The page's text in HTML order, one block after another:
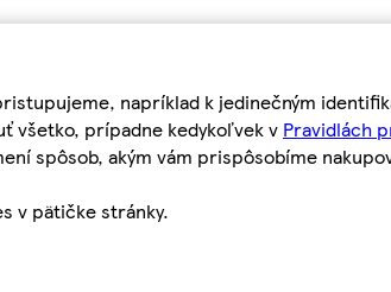
napríklad k jedinečným
všetko, prípadne kedykoľvek v Pravidlách
spôsob, akým vám prispôsobíme
v pätičke stránky.